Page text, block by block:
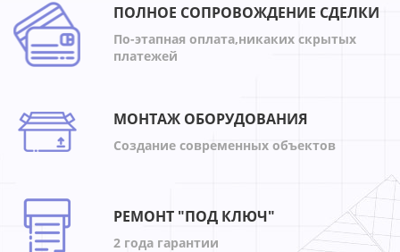
ПОЛНОЕ СОПРОВОЖДЕНИЕ СДЕЛКИ
По-этапная оплата,никаких скрытых
платежей
МОНТАЖ ОБОРУДОВАНИЯ
Создание современных объектов
РЕМОНТ "ПОД КЛЮЧ"
2 года гарантии